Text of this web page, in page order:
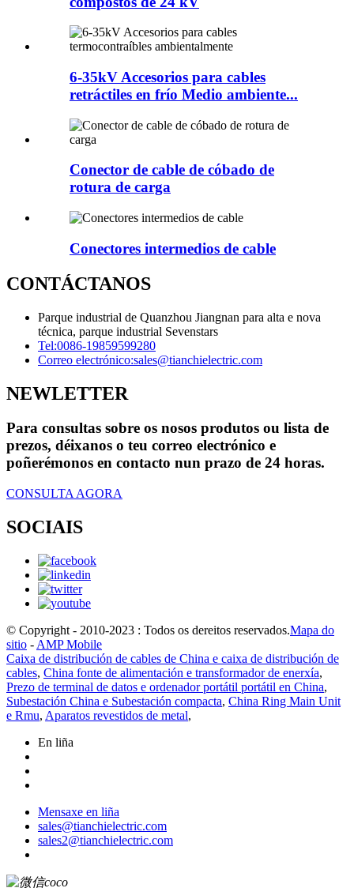
6-35kV Accesorios para cables
retráctiles en frío Medio ambiente...
Conector de cable de cóbado de
rotura de carga
Conectores intermedios de cable
CONTÁCTANOS
Parque industrial de Quanzhou Jiangnan para alta e nova
técnica, parque industrial Sevenstars
Tel:0086-19859599280
Correo electrónico:sales@tianchielectric.com
NEWLETTER
Para consultas sobre os nosos produtos ou lista de
prezos, déixanos o teu correo electrónico e
poñerémonos en contacto nun prazo de 24 horas.
CONSULTA AGORA
SOCIAIS
© Copyright - 2010-2023 : Todos os dereitos reservados.Mapa do
sitio - AMP Mobile
Caixa de distribución de cables de China e caixa de distribución de
cables, China fonte de alimentación e transformador de enerxía,
Prezo de terminal de datos e ordenador portátil portátil en China,
Subestación China e Subestación compacta, China Ring Main Unit
e Rmu, Aparatos revestidos de metal,
En liña
Mensaxe en liña
sales@tianchielectric.com
sales2@tianchielectric.com